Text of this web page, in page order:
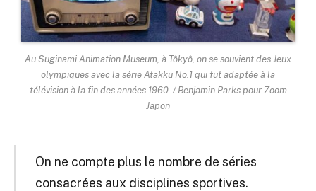
Au Suginami Animation Museum, à Tôkyô, on se souvient des Jeux
olympiques avec la série Atakku No.1 qui fut adaptée à la
télévision à la fin des années 1960. / Benjamin Parks pour Zoom
Japon
On ne compte plus le nombre de séries
consacrées aux disciplines sportives.